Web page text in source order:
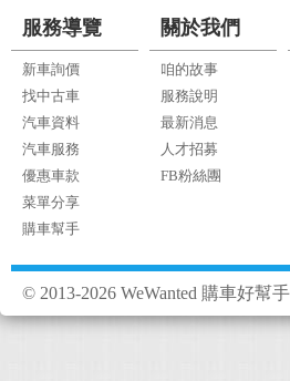
服務導覽
新車詢價
找中古車
汽車資料
汽車服務
優惠車款
菜單分享
購車幫手
關於我們
咱的故事
服務說明
最新消息
人才招募
FB粉絲團
© 2013-2026 WeWanted 購車好幫手